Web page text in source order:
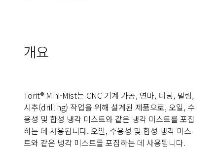
개요
Torit® Mini-Mist는 CNC 기계 가공, 연마, 터닝, 밀링,
시추(drilling) 작업을 위해 설계된 제품으로, 오일, 수
용성 및 합성 냉각 미스트와 같은 냉각 미스트를 포집
하는 데 사용됩니다. 오일, 수용성 및 합성 냉각 미스
트와 같은 냉각 미스트를 포집하는 데 사용됩니다.